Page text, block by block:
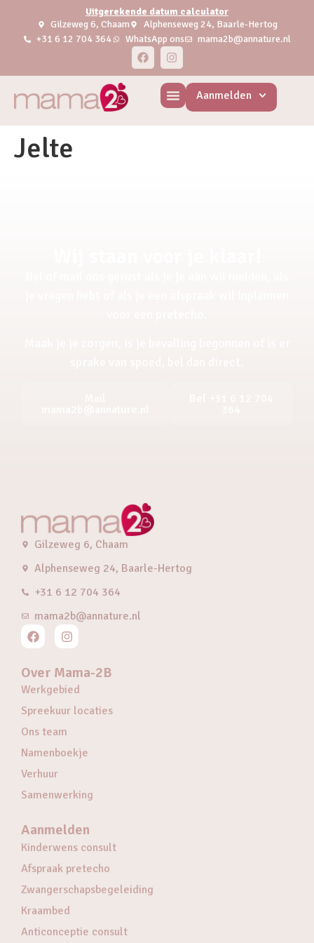
Uitgerekende datum calculator
Gilzeweg 6, Chaam
Alphenseweg 24, Baarle-Hertog
+31 6 12 704 364
WhatsApp ons mama2b@annature.nl
Aanmelden
Jelte
Gilzeweg 6, Chaam
Alphenseweg 24, Baarle-Hertog
+31 6 12 704 364
mama2b@annature.nl
Over Mama-2B
Werkgebied
Spreekuur locaties
Ons team
Namenboekje
Verhuur
Samenwerking
Aanmelden
Kinderwens consult
Afspraak pretecho
Zwangerschapsbegeleiding
Kraambed
Anticonceptie consult